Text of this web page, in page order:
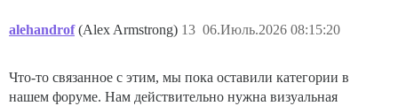
alehandrof (Alex Armstrong) 06.Июль.2026 08:15:20
13
Что-то связанное с этим, мы пока оставили категории в
нашем форуме. Нам действительно нужна визуальная